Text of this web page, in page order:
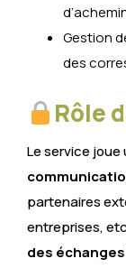
Gestion
des
Rôle
Le service joue
partenaires
entreprises,
des